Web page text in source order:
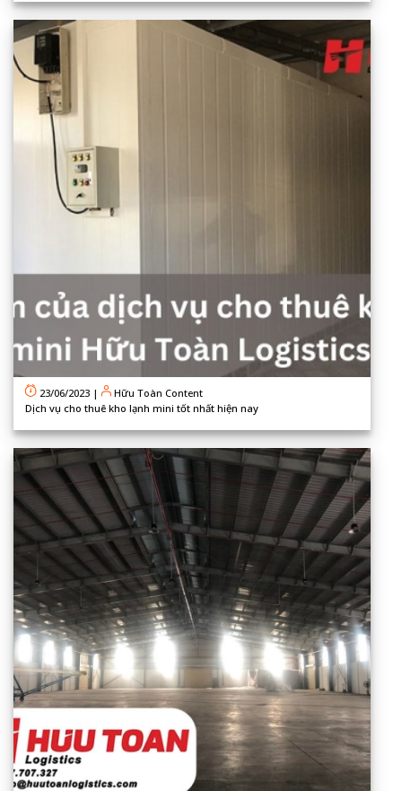
23/06/2023 |
Hữu Toàn Content
Dịch vụ cho thuê kho lạnh mini tốt nhất hiện nay